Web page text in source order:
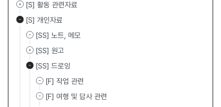
[S] 활동 관련자료
[S] 개인자료
[SS] 노트, 메모
[SS] 원고
[SS] 드로잉
[F] 작업 관련
[F] 여행 및 답사 관련